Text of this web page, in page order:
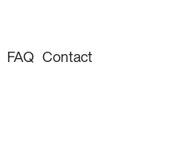
FAQ Contact